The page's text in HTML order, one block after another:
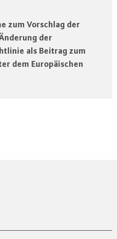
zum Vorschlag der
der
als Beitrag zum
dem Europäischen